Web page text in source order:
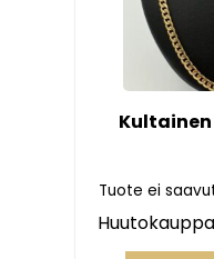
Tuote ei